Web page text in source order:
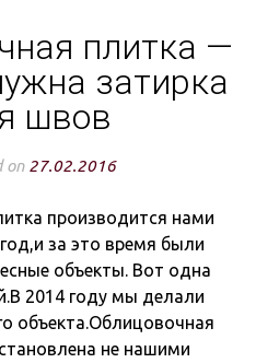
плитка —
затирка
швов
on 27.02.2016
производится нами
за это время были
объекты. Вот одна
2014 году мы делали
объекта.Облицовочная
не нашими